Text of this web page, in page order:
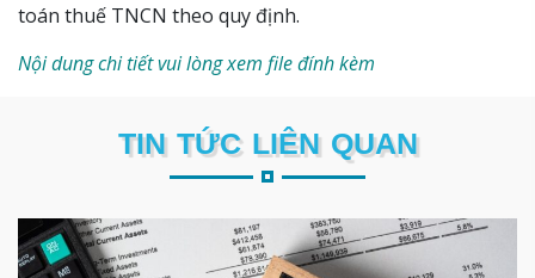
toán thuế TNCN theo quy định.
Nội dung chi tiết vui lòng xem file đính kèm
TIN TỨC LIÊN QUAN